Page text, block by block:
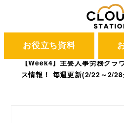
お役立ち資料
CLOUD STATION
ブログ
【Week4】主要人事労務ク
ス情報！ 毎週更新(2/22～2/